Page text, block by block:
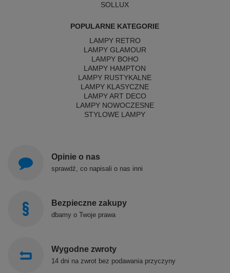
SOLLUX
POPULARNE KATEGORIE
LAMPY RETRO
LAMPY GLAMOUR
LAMPY BOHO
LAMPY HAMPTON
LAMPY RUSTYKALNE
LAMPY KLASYCZNE
LAMPY ART DECO
LAMPY NOWOCZESNE
STYLOWE LAMPY
Opinie o nas
sprawdź, co napisali o nas inni
Bezpieczne zakupy
dbamy o Twoje prawa
Wygodne zwroty
14 dni na zwrot bez podawania przyczyny